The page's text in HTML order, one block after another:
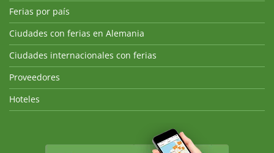
Ferias por país
Ciudades con ferias en Alemania
Ciudades internacionales con ferias
Proveedores
Hoteles